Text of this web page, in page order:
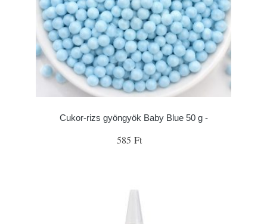
Cukor-rizs gyöngyök Baby Blue 50 g -
585 Ft